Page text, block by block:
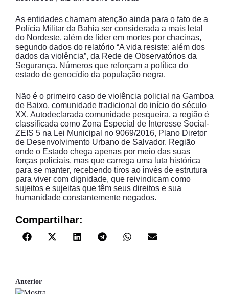
As entidades chamam atenção ainda para o fato de a
Polícia Militar da Bahia ser considerada a mais letal
do Nordeste, além de líder em mortes por chacinas,
segundo dados do relatório “A vida resiste: além dos
dados da violência”, da Rede de Observatórios da
Segurança. Números que reforçam a política do
estado de genocídio da população negra.
Não é o primeiro caso de violência policial na Gamboa
de Baixo, comunidade tradicional do início do século
XX. Autodeclarada comunidade pesqueira, a região é
classificada como Zona Especial de Interesse Social-
ZEIS 5 na Lei Municipal no 9069/2016, Plano Diretor
de Desenvolvimento Urbano de Salvador. Região
onde o Estado chega apenas por meio das suas
forças policiais, mas que carrega uma luta histórica
para se manter, recebendo tiros ao invés de estrutura
para viver com dignidade, que reivindicam como
sujeitos e sujeitas que têm seus direitos e sua
humanidade constantemente negados.
Compartilhar:
Anterior